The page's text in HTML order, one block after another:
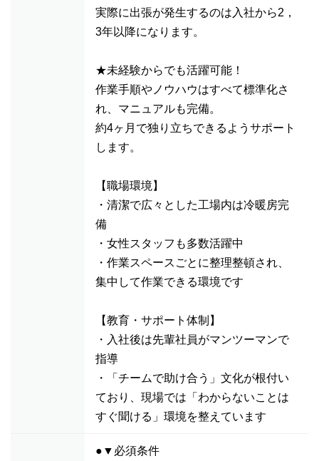
実際に出張が発生するのは入社から2，
3年以降になります。
★未経験からでも活躍可能！
作業手順やノウハウはすべて標準化さ
れ、マニュアルも完備。
約4ヶ月で独り立ちできるようサポート
します。
【職場環境】
・清潔で広々とした工場内は冷暖房完
備
・女性スタッフも多数活躍中
・作業スペースごとに整理整頓され、
集中して作業できる環境です
【教育・サポート体制】
・入社後は先輩社員がマンツーマンで
指導
・「チームで助け合う」文化が根付い
ており、現場では「わからないことは
すぐ聞ける」環境を整えています
●▼必須条件